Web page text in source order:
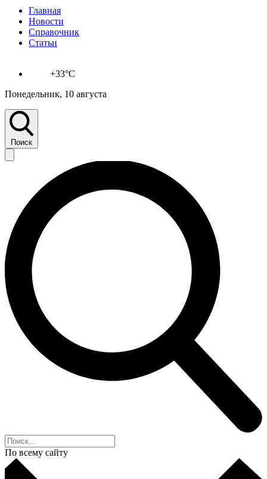
Главная
Новости
Справочник
Статьи
+33°C
Понедельник, 10 августа
Поиск
По всему сайту